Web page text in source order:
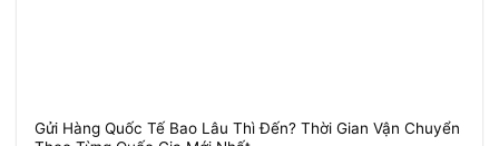
Gửi Hàng Quốc Tế Bao Lâu Thì Đến? Thời Gian Vận Chuyển